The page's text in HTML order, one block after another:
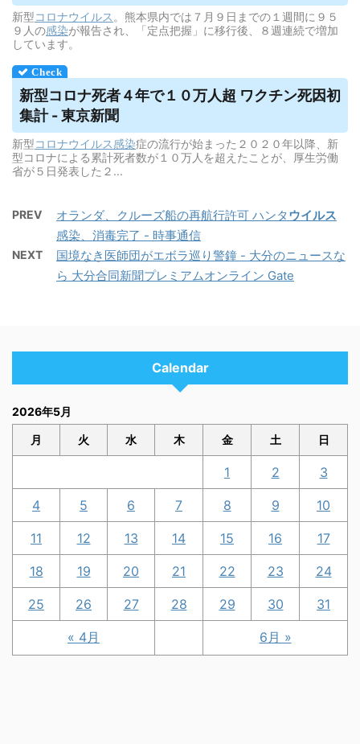
新型コロナウイルス 。熊本県内では７月９日までの１週間に９５
９人の感染が報告され、「定点把握」に移行後、８週連続で増加
しています。
新型コロナ死者４年で１０万人超 ワクチン死因初
集計 - 東京新聞
新型コロナウイルス感染症の流行が始まった２０２０年以降、新
型コロナによる累計死者数が１０万人を超えたことが、厚生労働
省が５日発表した２...
PREV オランダ、クルーズ船の再航行許可 ハンタウイルス
感染、消毒完了 - 時事通信
NEXT
国境なき医師団がエボラ巡り警鐘 - 大分のニュースな
ら 大分合同新聞プレミアムオンライン Gate
Calendar
2026年5月
月 火 水 木 金 土 日
« 4月 6月 »
1 2 3
4 5 6 7 8 9 10
11 12 13 14 15 16 17
18 19 20 21 22 23 24
25 26 27 28 29 30 31